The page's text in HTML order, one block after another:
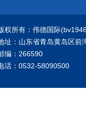
权所有：伟德国际
址：山东省青岛黄岛区前
编：266590
话：0532-58090500